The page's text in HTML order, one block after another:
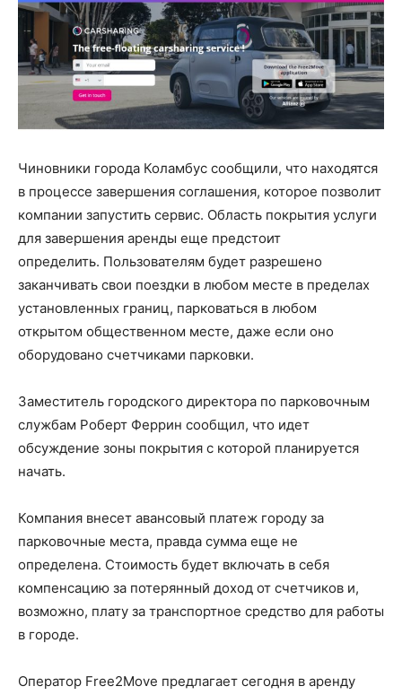
Чиновники города Коламбус сообщили, что находятся
в процессе завершения соглашения, которое позволит
компании запустить сервис. Область покрытия услуги
для завершения аренды еще предстоит
определить. Пользователям будет разрешено
заканчивать свои поездки в любом месте в пределах
установленных границ, парковаться в любом
открытом общественном месте, даже если оно
оборудовано счетчиками парковки.
Заместитель городского директора по парковочным
службам Роберт Феррин сообщил, что идет
обсуждение зоны покрытия с которой планируется
начать.
Компания внесет авансовый платеж городу за
парковочные места, правда сумма еще не
определена. Стоимость будет включать в себя
компенсацию за потерянный доход от счетчиков и,
возможно, плату за транспортное средство для работы
в городе.
Оператор Free2Move предлагает сегодня в аренду